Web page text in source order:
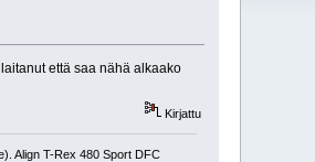
että saa nähä alkaako
Kirjattu
Align T-Rex 480 Sport DFC